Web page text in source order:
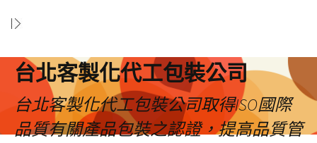
台北客製化代工包裝公司
台北客製化代工包裝公司取得ISO國際
品質有關產品包裝之認證，提高品質管